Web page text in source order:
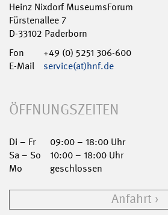
Heinz Nixdorf MuseumsForum
Fürstenallee 7
D-33102 Paderborn
Fon
+49 (0) 5251 306-600
E-Mail
service(at)hnf.de
ÖFFNUNGSZEITEN
Di – Fr
09:00 – 18:00 Uhr
Sa – So
10:00 – 18:00 Uhr
Mo
geschlossen
Anfahrt